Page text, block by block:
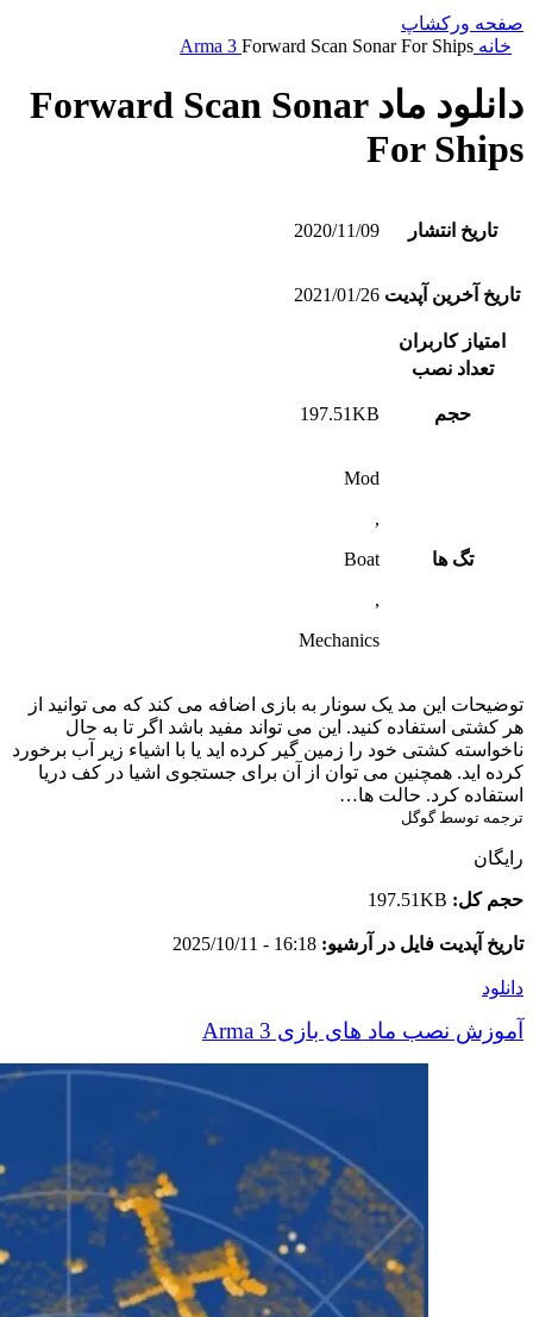
صفحه ورکشاپ
خانه
Arma 3 Forward Scan Sonar For Ships
دانلود ماد Forward Scan Sonar
For Ships
تاریخ انتشار 2020/11/09
تاریخ آخرین آپدیت 2021/01/26
امتیاز کاربران
تعداد نصب
حجم 197.51KB
تگ ها
Mod
,
Boat
,
Mechanics
توضیحات این مد یک سونار به بازی اضافه می کند که می توانید از
هر کشتی استفاده کنید. این می تواند مفید باشد اگر تا به حال
ناخواسته کشتی خود را زمین گیر کرده اید یا با اشیاء زیر آب برخورد
کرده اید. همچنین می توان از آن برای جستجوی اشیا در کف دریا
استفاده کرد. حالت ها…
ترجمه توسط گوگل
رایگان
حجم کل: 197.51KB
تاریخ آپدیت فایل در آرشیو: 16:18 - 2025/10/11
دانلود
آموزش نصب ماد های بازی Arma 3